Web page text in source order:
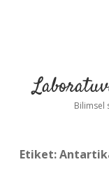
Bilimsel
Etiket: